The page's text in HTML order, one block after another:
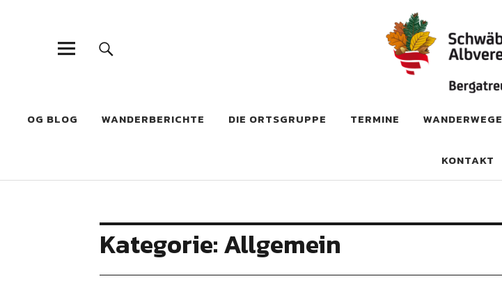
OG BLOG WANDERBERICHTE DIE ORTSGRUPPE TERMINE WANDERWEGE
KONTAKT
Kategorie:Allgemein